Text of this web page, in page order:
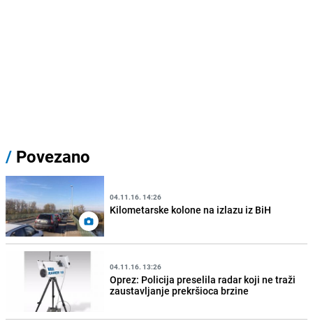
/ Povezano
04.11.16. 14:26
Kilometarske kolone na izlazu iz BiH
04.11.16. 13:26
Oprez: Policija preselila radar koji ne traži
zaustavljanje prekršioca brzine